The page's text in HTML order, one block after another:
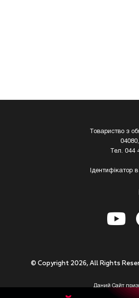
Товариство з
Тел. 044
Ідентифікатор
© Copyright 2026, All Rights
Даний Сайт
Приступаючи до використання